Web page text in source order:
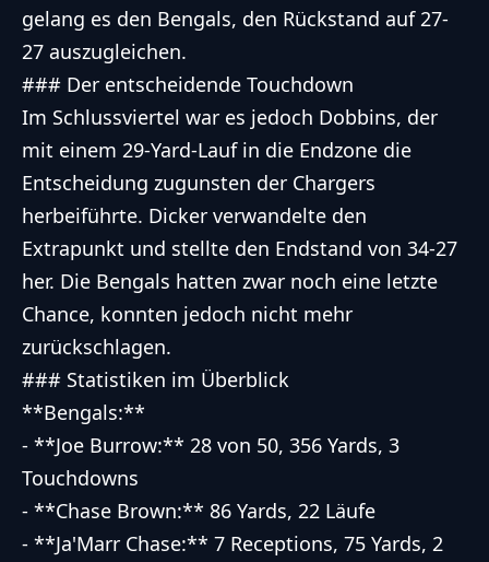
gelang es den Bengals, den Rückstand auf 27-
27 auszugleichen.
### Der entscheidende Touchdown
Im Schlussviertel war es jedoch Dobbins, der
mit einem 29-Yard-Lauf in die Endzone die
Entscheidung zugunsten der Chargers
herbeiführte. Dicker verwandelte den
Extrapunkt und stellte den Endstand von 34-27
her. Die Bengals hatten zwar noch eine letzte
Chance, konnten jedoch nicht mehr
zurückschlagen.
### Statistiken im Überblick
**Bengals:**
- **Joe Burrow:** 28 von 50, 356 Yards, 3
Touchdowns
- **Chase Brown:** 86 Yards, 22 Läufe
- **Ja'Marr Chase:** 7 Receptions, 75 Yards, 2